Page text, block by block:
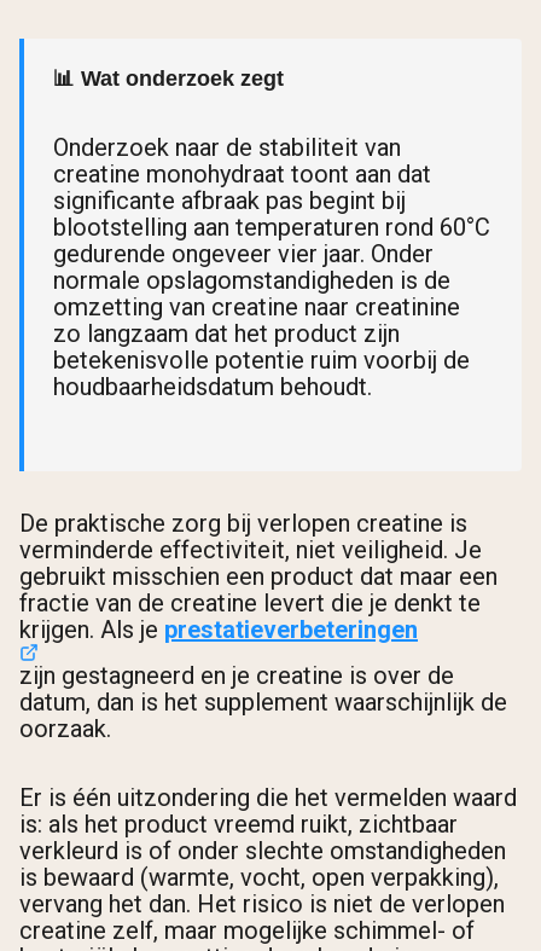
📊 Wat onderzoek zegt
Onderzoek naar de stabiliteit van
creatine monohydraat toont aan dat
significante afbraak pas begint bij
blootstelling aan temperaturen rond 60°C
gedurende ongeveer vier jaar. Onder
normale opslagomstandigheden is de
omzetting van creatine naar creatinine
zo langzaam dat het product zijn
betekenisvolle potentie ruim voorbij de
houdbaarheidsdatum behoudt.
De praktische zorg bij verlopen creatine is
verminderde effectiviteit, niet veiligheid. Je
gebruikt misschien een product dat maar een
fractie van de creatine levert die je denkt te
krijgen. Als je prestatieverbeteringen
zijn gestagneerd en je creatine is over de
datum, dan is het supplement waarschijnlijk de
oorzaak.
Er is één uitzondering die het vermelden waard
is: als het product vreemd ruikt, zichtbaar
verkleurd is of onder slechte omstandigheden
is bewaard (warmte, vocht, open verpakking),
vervang het dan. Het risico is niet de verlopen
creatine zelf, maar mogelijke schimmel- of